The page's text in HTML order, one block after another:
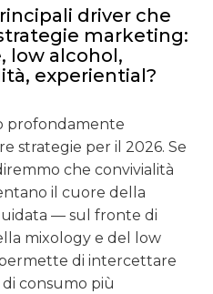
driver che
marketing:
low alcohol,
experiential?
profondamente
strategie per il 2026. Se
che convivialità
il cuore della
— sul fronte di
mixology e del low
di intercettare
consumo più